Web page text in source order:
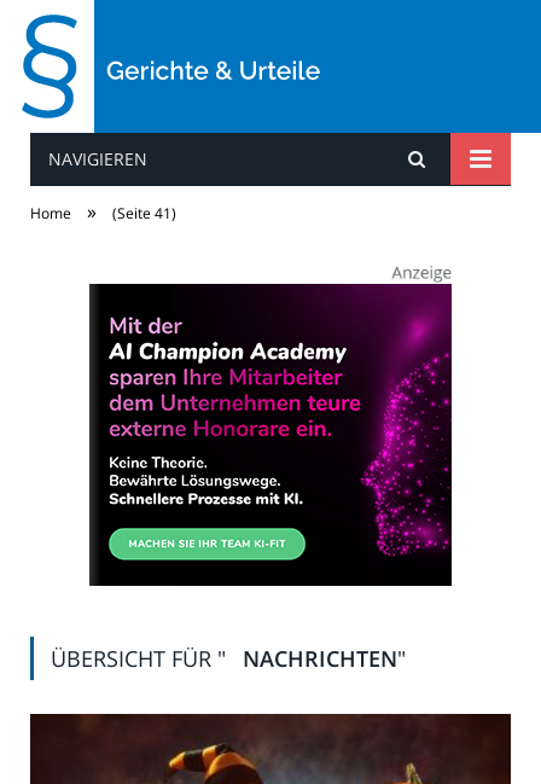
Gerichte & Urteile
NAVIGIEREN
Home » (Seite 41)
ÜBERSICHT FÜR " NACHRICHTEN"